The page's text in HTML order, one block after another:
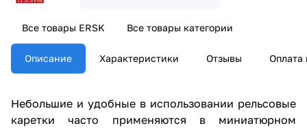
Все товары ERSK Все товары категории
Описание Характеристики Отзывы Оплата
Небольшие и удобные в использовании рельсовые
каретки часто применяются в миниатюрном